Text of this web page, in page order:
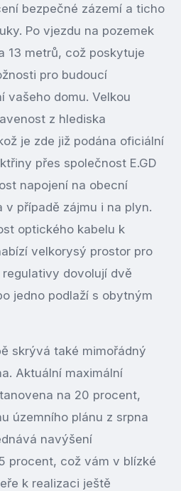
bezpečné zázemí a ticho
Po vjezdu na pozemek
13 metrů, což poskytuje
pro budoucí
vašeho domu. Velkou
z hlediska
je zde již podána oficiální
přes společnost E.GD
napojení na obecní
v případě zájmu i na plyn.
optického kabelu k
velkorysý prostor pro
dovolují dvě
jedno podlaží s obytným
skrývá také mimořádný
Aktuální maximální
na 20 procent,
územního plánu z srpna
navýšení
procent, což vám v blízké
k realizaci ještě